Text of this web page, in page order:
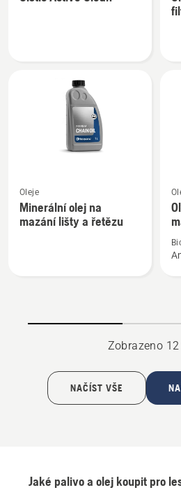
více
informací
Oleje
Minerální olej na
mazání lišty a řetězu
více
Olej
Zobrazeno
NAČÍST VŠE
Jaké palivo a olej koupit pro